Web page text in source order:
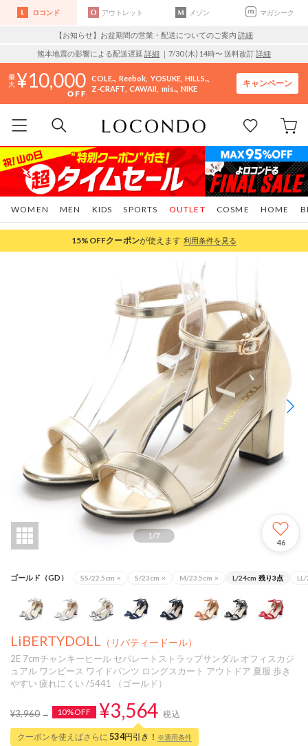
ロコンド アウトレット メゾン マガシーク
【お知らせ】お盆期間の営業・配送についてのご案内 詳細
熊本地震の影響による配送遅延 詳細 ｜7/30 (木) 14時〜 送料改訂詳細
10,000 COLE.. Reebok YOSUKE HILLS..
Z-CRAFT CAWAII mis.. NIKE
キャンペーン
WOMEN MEN KIDS SPORTS COSME HOME
OUTLET
15%OFFクーポンが使えます 利用条件を見る
1/7
46
ゴールド（GD） SS/22.5cm × S/23cm × M/23.5cm × L/24cm 残り3点
LiBERTYDOLL （リバティードール）
2E 7cmチャンキーヒール セパレートストラップサンダル オフィスカジ
ュアル ワンピース ワイドパンツ ロングスカート アウトドア 夏服 歩き
やすい 疲れにくい /5441 （ゴールド）
¥3,960 10%OFF ¥3,564 税込
クーポンを使えばさらに 534円引き！ ※適用条件